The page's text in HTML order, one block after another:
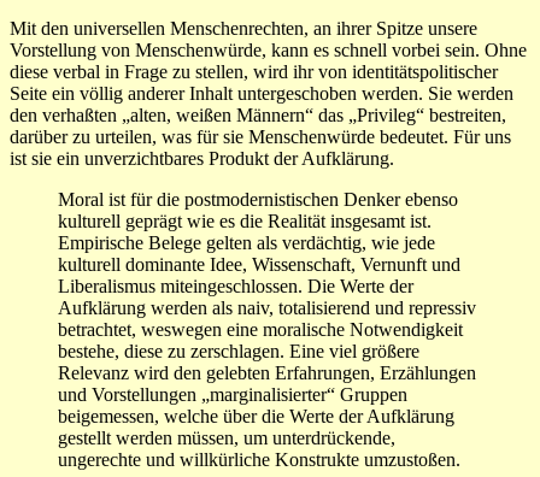
Mit den universellen Menschenrechten, an ihrer Spitze unsere
Vorstellung von Menschenwürde, kann es schnell vorbei sein. Ohne
diese verbal in Frage zu stellen, wird ihr von identitätspolitischer
Seite ein völlig anderer Inhalt untergeschoben werden. Sie werden
den verhaßten „alten, weißen Männern“ das „Privileg“ bestreiten,
darüber zu urteilen, was für sie Menschenwürde bedeutet. Für uns
ist sie ein unverzichtbares Produkt der Aufklärung.
Moral ist für die postmodernistischen Denker ebenso
kulturell geprägt wie es die Realität insgesamt ist.
Empirische Belege gelten als verdächtig, wie jede
kulturell dominante Idee, Wissenschaft, Vernunft und
Liberalismus miteingeschlossen. Die Werte der
Aufklärung werden als naiv, totalisierend und repressiv
betrachtet, weswegen eine moralische Notwendigkeit
bestehe, diese zu zerschlagen. Eine viel größere
Relevanz wird den gelebten Erfahrungen, Erzählungen
und Vorstellungen „marginalisierter“ Gruppen
beigemessen, welche über die Werte der Aufklärung
gestellt werden müssen, um unterdrückende,
ungerechte und willkürliche Konstrukte umzustoßen.